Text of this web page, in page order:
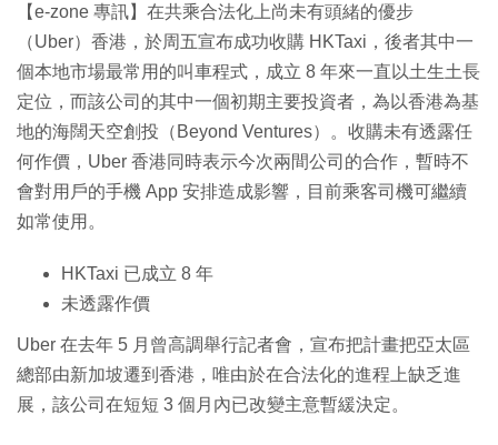
【e-zone 專訊】在共乘合法化上尚未有頭緒的優步
（Uber）香港，於周五宣布成功收購 HKTaxi，後者其中一
個本地市場最常用的叫車程式，成立 8 年來一直以土生土長
定位，而該公司的其中一個初期主要投資者，為以香港為基
地的海闊天空創投（Beyond Ventures）。收購未有透露任
何作價，Uber 香港同時表示今次兩間公司的合作，暫時不
會對用戶的手機 App 安排造成影響，目前乘客司機可繼續
如常使用。
HKTaxi 已成立 8 年
未透露作價
Uber 在去年 5 月曾高調舉行記者會，宣布把計畫把亞太區
總部由新加坡遷到香港，唯由於在合法化的進程上缺乏進
展，該公司在短短 3 個月內已改變主意​​暫緩決定。